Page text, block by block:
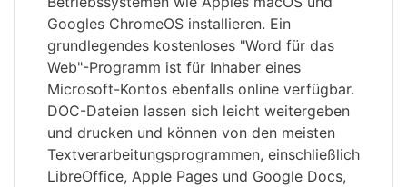
Googles ChromeOS installieren. Ein
grundlegendes kostenloses "Word für das
Web"-Programm ist für Inhaber eines
Microsoft-Kontos ebenfalls online verfügbar.
DOC-Dateien lassen sich leicht weitergeben
und drucken und können von den meisten
Textverarbeitungsprogrammen, einschließlich
LibreOffice, Apple Pages und Google Docs,